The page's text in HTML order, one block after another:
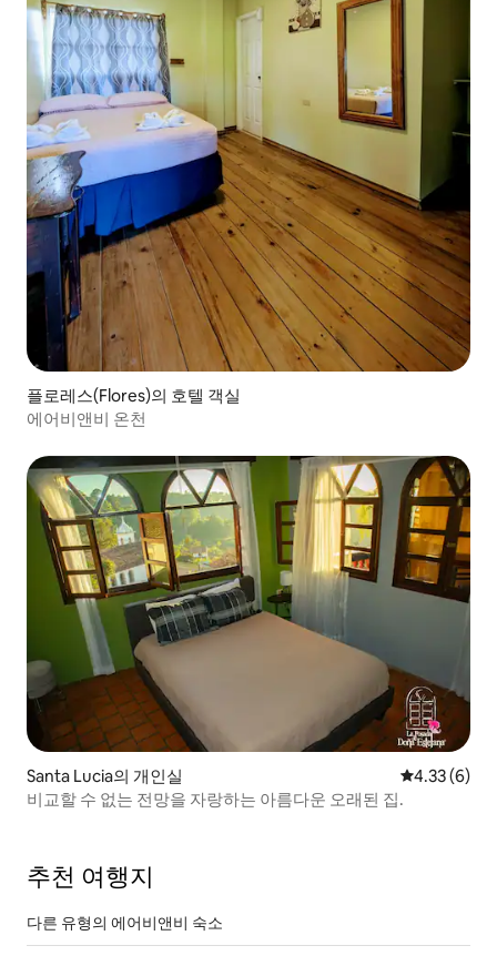
플로레스(Flores)의 호텔 객실
에어비앤비 온천
Santa Lucia의 개인실 평점 4.33점
4.33 (6)
비교할 수 없는 전망을 자랑하는 아름다운 오래된 집.
추천 여행지
다른 유형의 에어비앤비 숙소